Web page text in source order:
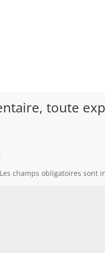
toute
Les champs obligatoires sont